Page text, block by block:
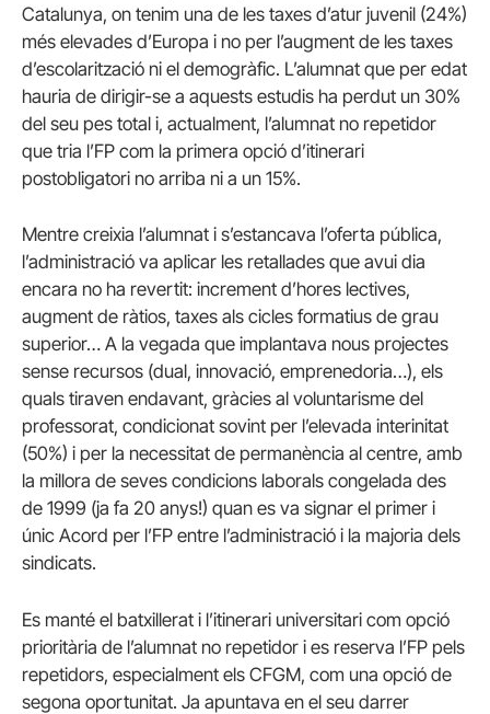
Catalunya, on tenim una de les taxes d’atur juvenil (24%)
més elevades d’Europa i no per l’augment de les taxes
d’escolarització ni el demogràfic. L’alumnat que per edat
hauria de dirigir-se a aquests estudis ha perdut un 30%
del seu pes total i, actualment, l’alumnat no repetidor
que tria l’FP com la primera opció d’itinerari
postobligatori no arriba ni a un 15%.
Mentre creixia l’alumnat i s’estancava l’oferta pública,
l’administració va aplicar les retallades que avui dia
encara no ha revertit: increment d’hores lectives,
augment de ràtios, taxes als cicles formatius de grau
superior… A la vegada que implantava nous projectes
sense recursos (dual, innovació, emprenedoria…), els
quals tiraven endavant, gràcies al voluntarisme del
professorat, condicionat sovint per l’elevada interinitat
(50%) i per la necessitat de permanència al centre, amb
la millora de seves condicions laborals congelada des
de 1999 (ja fa 20 anys!) quan es va signar el primer i
únic Acord per l’FP entre l’administració i la majoria dels
sindicats.
Es manté el batxillerat i l’itinerari universitari com opció
prioritària de l’alumnat no repetidor i es reserva l’FP pels
repetidors, especialment els CFGM, com una opció de
segona oportunitat. Ja apuntava en el seu darrer